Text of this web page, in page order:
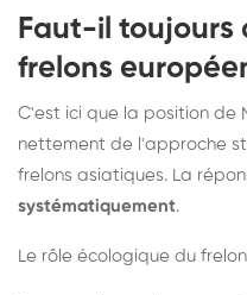
Faut-il toujours
frelons
C'est ici que la position de
nettement de l'approche
frelons asiatiques. La
systématiquement.
Le rôle écologique du